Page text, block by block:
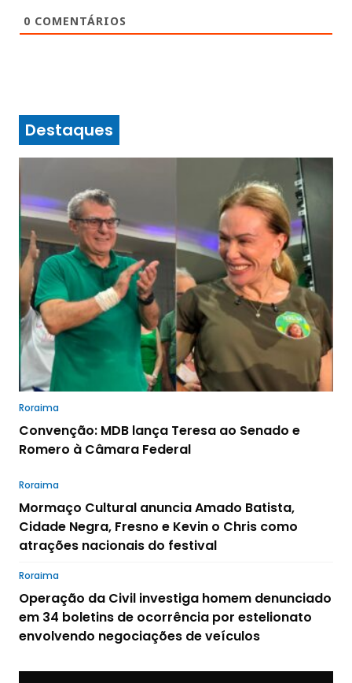
0 COMENTÁRIOS
Destaques
Roraima
Convenção: MDB lança Teresa ao Senado e
Romero à Câmara Federal
Roraima
Mormaço Cultural anuncia Amado Batista,
Cidade Negra, Fresno e Kevin o Chris como
atrações nacionais do festival
Roraima
Operação da Civil investiga homem denunciado
em 34 boletins de ocorrência por estelionato
envolvendo negociações de veículos